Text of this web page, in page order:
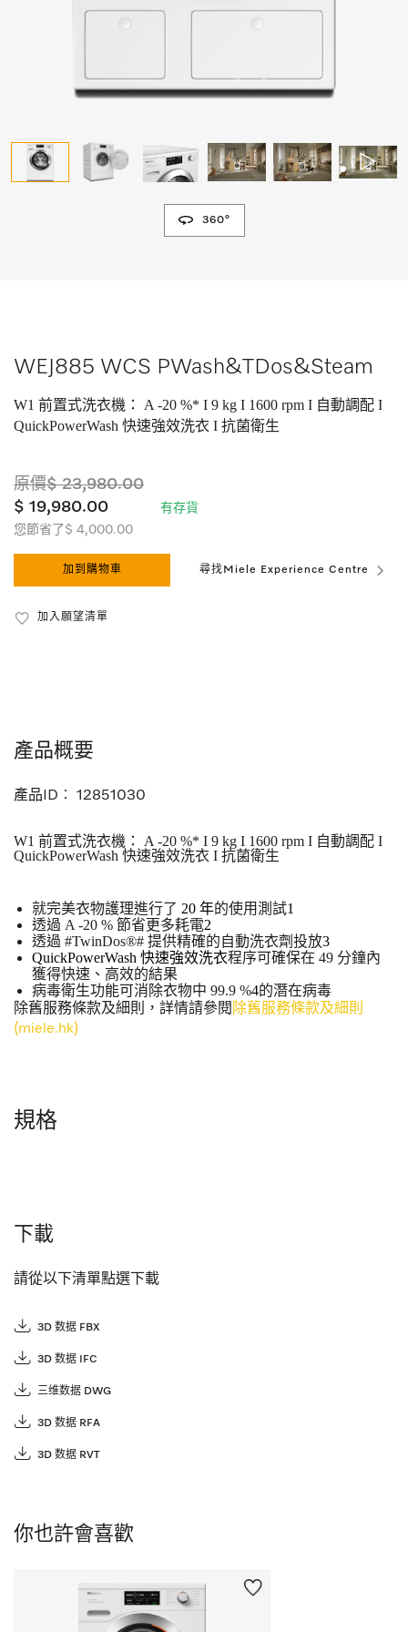
360°
WEJ885 WCS PWash&TDos&Steam
W1 前置式洗衣機： A -20 %* I 9 kg I 1600 rpm I 自動調配 I
QuickPowerWash 快速強效洗衣 I 抗菌衛生
原價$ 23,980.00
$ 19,980.00
有存貨
您節省了$ 4,000.00
加到購物車 尋找Miele Experience Centre
加入願望清單
產品概要
產品ID︰ 12851030
W1 前置式洗衣機： A -20 %* I 9 kg I 1600 rpm I 自動調配 I
QuickPowerWash 快速強效洗衣 I 抗菌衛生
就完美衣物護理進行了 20 年的使用測試1
透過 A -20 % 節省更多耗電2
透過 #TwinDos®# 提供精確的自動洗衣劑投放3
QuickPowerWash 快速強效洗衣程序可確保在 49 分鐘內
獲得快速、高效的結果
病毒衛生功能可消除衣物中 99.9 %4的潛在病毒
除舊服務條款及細則，詳情請參閱 除舊服務條款及細則
(miele.hk)
規格
下載
請從以下清單點選下載
3D 数据 FBX
3D 数据 IFC
三维数据 DWG
3D 数据 RFA
3D 数据 RVT
你也許會喜歡